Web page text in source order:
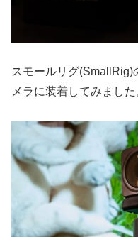
スモールリグ(SmallRig)
メラに装着してみました